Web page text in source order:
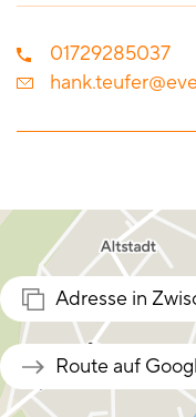
01729285037
Adresse in
Route auf